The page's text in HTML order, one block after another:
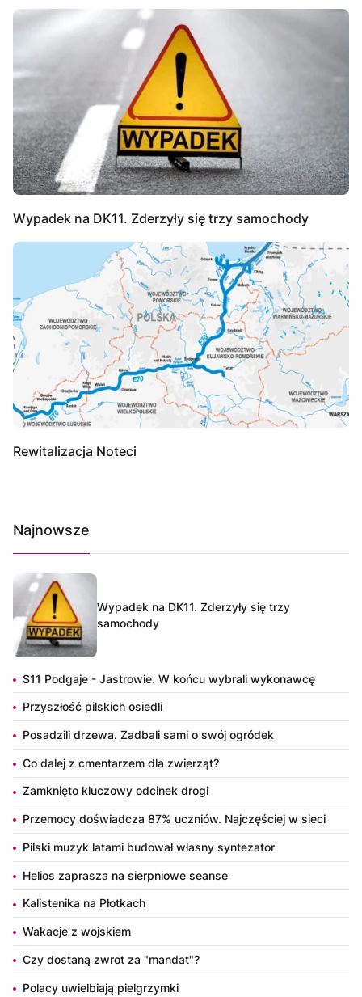
Wypadek na DK11. Zderzyły się trzy samochody
Rewitalizacja Noteci
Najnowsze
Wypadek na DK11. Zderzyły się trzy
samochody
S11 Podgaje - Jastrowie. W końcu wybrali wykonawcę
Przyszłość pilskich osiedli
Posadzili drzewa. Zadbali sami o swój ogródek
Co dalej z cmentarzem dla zwierząt?
Zamknięto kluczowy odcinek drogi
Przemocy doświadcza 87% uczniów. Najczęściej w sieci
Pilski muzyk latami budował własny syntezator
Helios zaprasza na sierpniowe seanse
Kalistenika na Płotkach
Wakacje z wojskiem
Czy dostaną zwrot za "mandat"?
Polacy uwielbiają pielgrzymki